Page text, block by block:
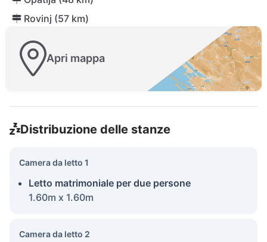
Rovinj (57 km)
Apri mappa
Distribuzione delle stanze
Camera da letto 1
Letto matrimoniale per due persone
1.60m x 1.60m
Camera da letto 2